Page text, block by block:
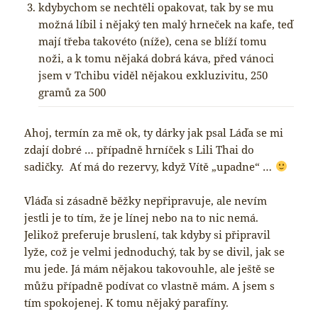
kdybychom se nechtěli opakovat, tak by se mu
možná líbil i nějaký ten malý hrneček na kafe, teď
mají třeba takovéto (níže), cena se blíží tomu
noži, a k tomu nějaká dobrá káva, před vánoci
jsem v Tchibu viděl nějakou exkluzivitu, 250
gramů za 500
Ahoj, termín za mě ok, ty dárky jak psal Láďa se mi
zdají dobré … případně hrníček s Lili Thai do
sadičky. Ať má do rezervy, když Vítě „upadne“ …
Vláďa si zásadně běžky nepřipravuje, ale nevím
jestli je to tím, že je línej nebo na to nic nemá.
Jelikož preferuje bruslení, tak kdyby si připravil
lyže, což je velmi jednoduchý, tak by se divil, jak se
mu jede. Já mám nějakou takovouhle, ale ještě se
můžu případně podívat co vlastně mám. A jsem s
tím spokojenej. K tomu nějaký parafíny.